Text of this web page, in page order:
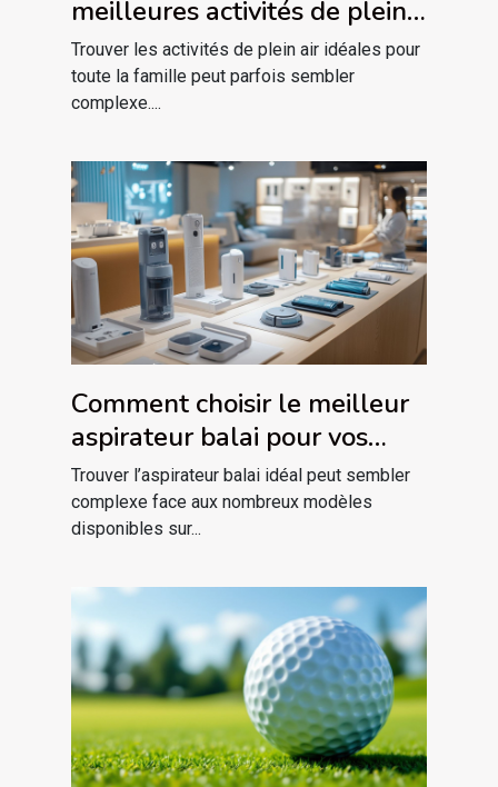
meilleures activités de plein
air pour votre famille ?
Trouver les activités de plein air idéales pour
toute la famille peut parfois sembler
complexe....
Comment choisir le meilleur
aspirateur balai pour vos
besoins spécifiques ?
Trouver l’aspirateur balai idéal peut sembler
complexe face aux nombreux modèles
disponibles sur...